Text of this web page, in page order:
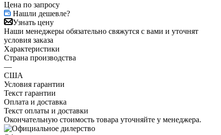
Цена по запросу
Нашли дешевле?
Узнать цену
Наши менеджеры обязательно свяжутся с вами и уточнят
условия заказа
Характеристики
Страна производства
—
США
Условия гарантии
Текст гарантии
Оплата и доставка
Текст оплаты и доставки
Окончательную стоимость товара уточняйте у менеджера.